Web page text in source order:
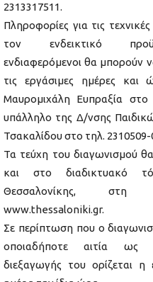
2313317511.
Πληροφορίες για τις
τον ενδεικτικό
ενδιαφερόμενοι θα μπορούν
τις εργάσιμες ημέρες
Μαυρομιχάλη Ευπραξία
υπάλληλο της Δ/νσης
Τσακαλίδου στο τηλ. 2310509-
Τα τεύχη του διαγωνισμού
και στο διαδικτυακό
Θεσσαλονίκης, στη
www.thessaloniki.gr.
Σε περίπτωση που ο
οποιαδήποτε αιτία ως
διεξαγωγής του ορίζεται η